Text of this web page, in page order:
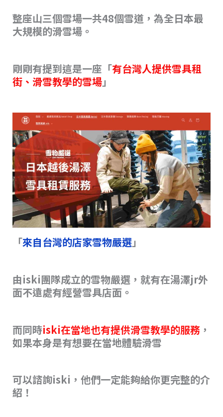
整座山三個雪場一共48個雪道，為全日本最
大規模的滑雪場。
剛剛有提到這是一座「有台灣人提供雪具租
街、滑雪教學的雪場」
「來自台灣的店家雪物嚴選」
由iski團隊成立的雪物嚴選，就有在湯澤jr外
面不遠處有經營雪具店面。
而同時iski在當地也有提供滑雪教學的服務，
如果本身是有想要在當地體驗滑雪
可以諮詢iski，他們一定能夠給你更完整的介
紹！